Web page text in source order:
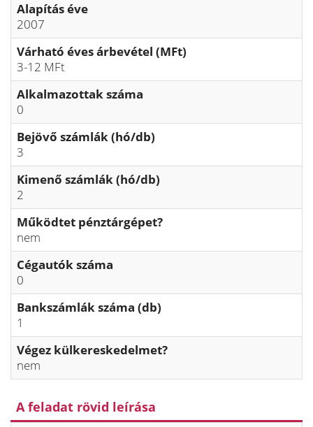
Alapítás éve
2007
Várható éves árbevétel (MFt)
3-12 MFt
Alkalmazottak száma
0
Bejövő számlák (hó/db)
3
Kimenő számlák (hó/db)
2
Működtet pénztárgépet?
nem
Cégautók száma
0
Bankszámlák száma (db)
1
Végez külkereskedelmet?
nem
A feladat rövid leírása